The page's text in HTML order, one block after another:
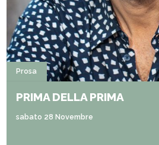
Prosa
PRIMA DELLA PRIMA
sabato 28 Novembre